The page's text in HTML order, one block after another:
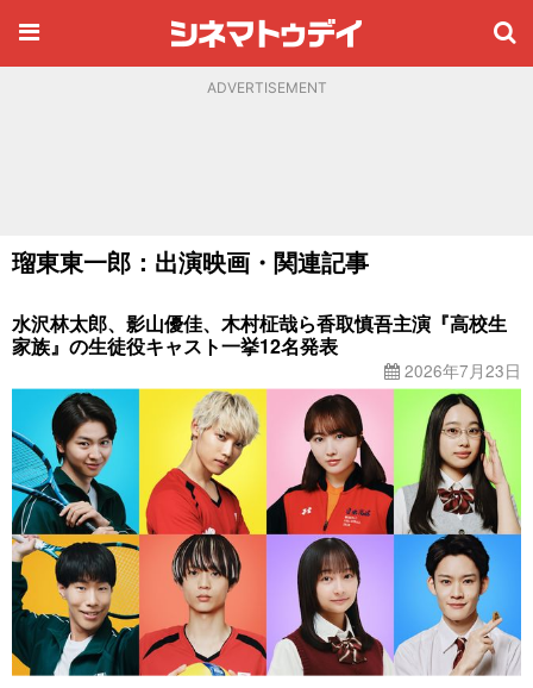
ADVERTISEMENT
瑠東東一郎：出演映画・関連記事
水沢林太郎、影山優佳、木村柾哉ら香取慎吾主演『高校生
家族』の生徒役キャスト一挙12名発表
2026年7月23日